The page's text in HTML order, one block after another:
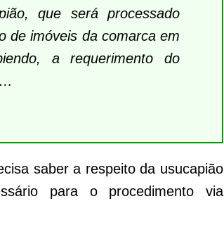
que será processado
de imóveis da comarca em
a requerimento do
saber a respeito da usucapião
para o procedimento via